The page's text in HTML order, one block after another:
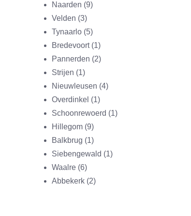
Naarden (9)
Velden (3)
Tynaarlo (5)
Bredevoort (1)
Pannerden (2)
Strijen (1)
Nieuwleusen (4)
Overdinkel (1)
Schoonrewoerd (1)
Hillegom (9)
Balkbrug (1)
Siebengewald (1)
Waalre (6)
Abbekerk (2)